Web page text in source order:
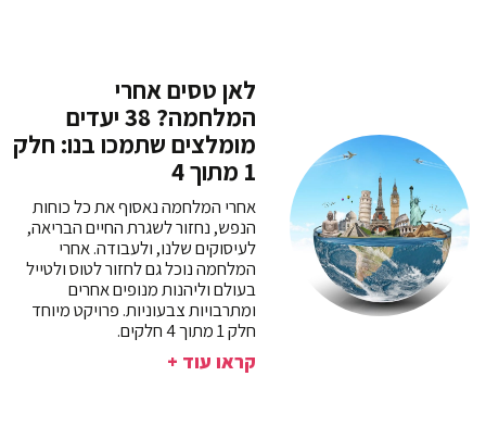
לאן טסים אחרי
המלחמה? 38 יעדים
מומלצים שתמכו בנו: חלק
1 מתוך 4
אחרי המלחמה נאסוף את כל כוחות
הנפש, נחזור לשגרת החיים הבריאה,
לעיסוקים שלנו, ולעבודה. אחרי
המלחמה נוכל גם לחזור לטוס ולטייל
בעולם וליהנות מנופים אחרים
ומתרבויות צבעוניות. פרויקט מיוחד
חלק 1 מתוך 4 חלקים.
קראו עוד +